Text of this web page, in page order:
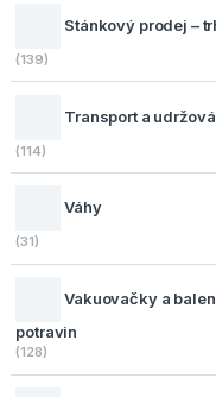
Stánkový prodej –
(139)
Transport a
(114)
Váhy
(31)
Vakuovačky a
potravin
(128)